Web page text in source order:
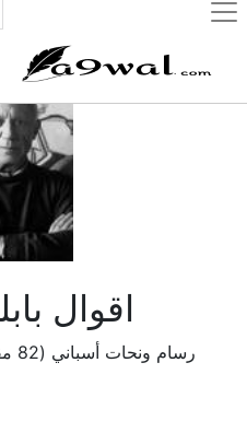
(current)
اقوال
رسام ونحات أسباني (82 مقولة) (25821 مشاهدة )